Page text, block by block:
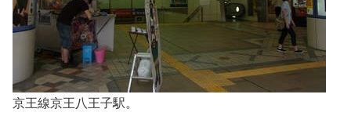
京王線京王八王子駅。